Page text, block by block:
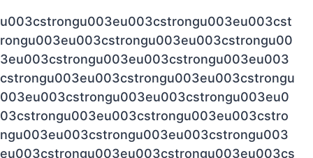
u003cstrongu003eu003cstrongu003eu003cst
rongu003eu003cstrongu003eu003cstrongu00
3eu003cstrongu003eu003cstrongu003eu003
cstrongu003eu003cstrongu003eu003cstrongu
003eu003cstrongu003eu003cstrongu003eu0
03cstrongu003eu003cstrongu003eu003cstro
ngu003eu003cstrongu003eu003cstrongu003
eu003cstrongu003eu003cstrongu003eu003cs